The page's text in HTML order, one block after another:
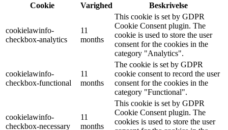
Cookie
Varighed Beskrivelse
cookielawinfo-
checkbox-analytics
11
months
This cookie is set by GDPR
Cookie Consent plugin. The
cookie is used to store the user
consent for the cookies in the
category "Analytics".
cookielawinfo-
checkbox-functional
11
months
The cookie is set by GDPR
cookie consent to record the user
consent for the cookies in the
category "Functional".
cookielawinfo-
checkbox-necessary
11
months
This cookie is set by GDPR
Cookie Consent plugin. The
cookies is used to store the user